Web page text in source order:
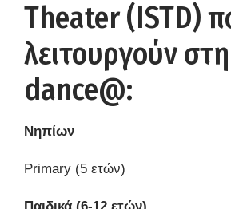
Theater (ISTD)
λειτουργούν
dance@:
Νηπίων
Primary (5 ετών)